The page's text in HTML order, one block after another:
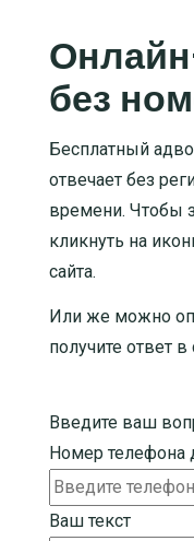
без
Бесплатный
отвечает без
времени. Чтобы
кликнуть на
сайта.
Или же можно
получите ответ
Введите ваш
Номер телефона
Ваш текст